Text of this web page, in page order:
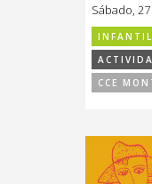
Sábado,
INFANTIL
CCE